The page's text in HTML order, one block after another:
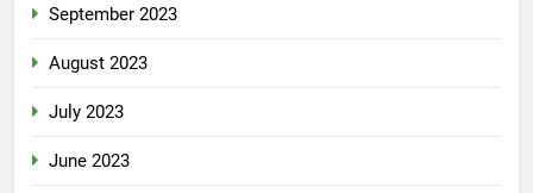
September 2023
August 2023
July 2023
June 2023